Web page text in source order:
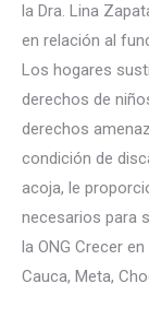
la Dra. Lina
en relación al
Los hogares
derechos de
derechos
condición de
acoja, le
necesarios para
la ONG Crecer
Cauca, Meta,